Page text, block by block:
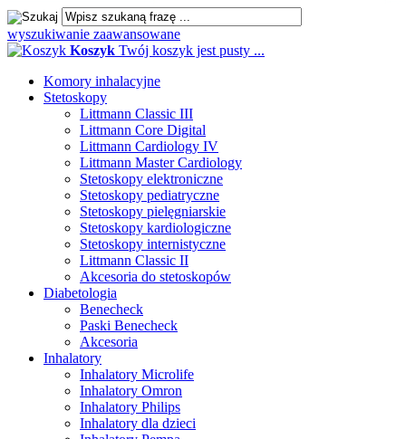
wyszukiwanie zaawansowane
Koszyk Twój koszyk jest pusty ...
Komory inhalacyjne
Stetoskopy
Littmann Classic III
Littmann Core Digital
Littmann Cardiology IV
Littmann Master Cardiology
Stetoskopy elektroniczne
Stetoskopy pediatryczne
Stetoskopy pielęgniarskie
Stetoskopy kardiologiczne
Stetoskopy internistyczne
Littmann Classic II
Akcesoria do stetoskopów
Diabetologia
Benecheck
Paski Benecheck
Akcesoria
Inhalatory
Inhalatory Microlife
Inhalatory Omron
Inhalatory Philips
Inhalatory dla dzieci